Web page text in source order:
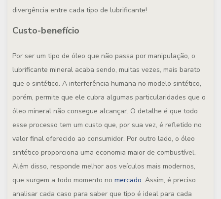
divergência entre cada tipo de lubrificante!
Custo-benefício
Por ser um tipo de óleo que não passa por manipulação, o
lubrificante mineral acaba sendo, muitas vezes, mais barato
que o sintético. A interferência humana no modelo sintético,
porém, permite que ele cubra algumas particularidades que o
óleo mineral não consegue alcançar. O detalhe é que todo
esse processo tem um custo que, por sua vez, é refletido no
valor final oferecido ao consumidor. Por outro lado, o óleo
sintético proporciona uma economia maior de combustível.
Além disso, responde melhor aos veículos mais modernos,
que surgem a todo momento no mercado. Assim, é preciso
analisar cada caso para saber que tipo é ideal para cada